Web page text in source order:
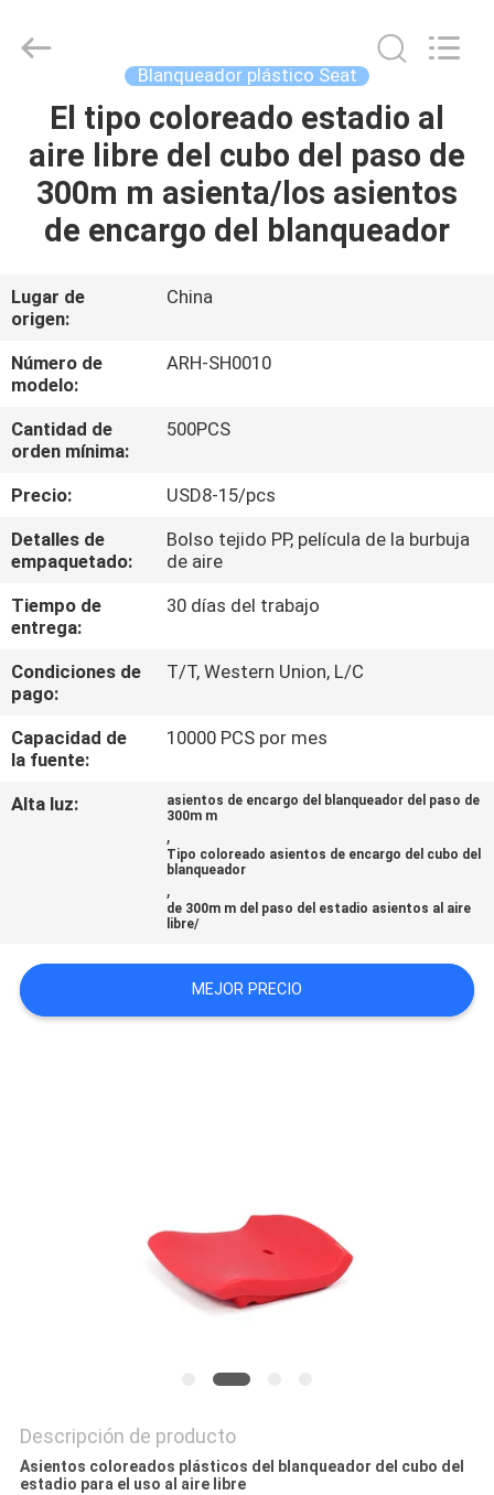
HOGAR
PRODUCTOS
NOSOTROS
VIAJE
DE
LA
FÁBRICA
CONTROL
CALIDAD
ÉNTRENOS
EN
CONTACTO
CON
UNA
CITA
Commercial
Co.,Ltd.
Blanqueador plástico Seat
El tipo coloreado estadio al
aire libre del cubo del paso de
300m m asienta/los asientos
de encargo del blanqueador
Lugar de
origen:
China
Número de
modelo:
ARH-SH0010
Cantidad de
orden mínima:
500PCS
Precio:
USD8-15/pcs
Detalles de
empaquetado:
Bolso tejido PP, película de la burbuja
de aire
Tiempo de
entrega:
30 días del trabajo
Condiciones de
pago:
T/T, Western Union, L/C
Capacidad de
la fuente:
10000 PCS por mes
Alta luz:
asientos de encargo del blanqueador del paso de
300m m
,
Tipo coloreado asientos de encargo del cubo del
blanqueador
,
de 300m m del paso del estadio asientos al aire
libre/
MEJOR PRECIO
Descripción de producto
Asientos coloreados plásticos del blanqueador del cubo del
estadio para el uso al aire libre